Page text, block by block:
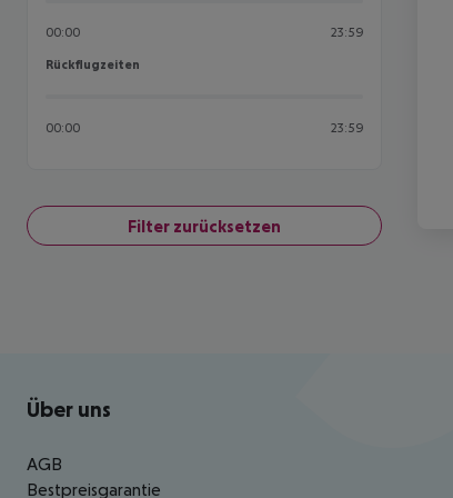
00:00 23:59
Rückflugzeiten
Rückflugzeiten
00:00 23:59
Filter zurücksetzen
Footer navigation
Über uns
AGB
Bestpreisgarantie